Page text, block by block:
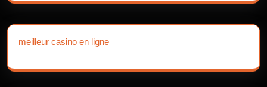
meilleur casino en ligne